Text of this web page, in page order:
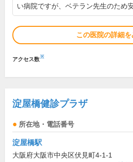
い病院ですが、ベテラン先生のため
この医院の詳細を
アクセス数※
淀屋橋健診プラザ
所在地・電話番号
淀屋橋駅
大阪府大阪市中央区伏見町4-1-1